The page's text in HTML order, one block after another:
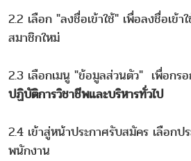
2.2 เลือก "ลงชื่อเข้าใช้" เพื่อลงชื่อเข้
สมาชิกใหม่
2.3 เลือกเมนู "ข้อมูลส่วนตัว" เพื่อกร
ปฏิบัติการวิชาชีพและบริหารทั่วไป
2.4 เข้าสู่หน้าประกาศรับสมัคร เลือกป
พนักงาน